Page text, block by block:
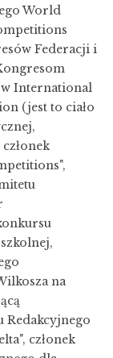
World
Federacji i
International
(jest to ciało
na
Redakcyjnego
członek